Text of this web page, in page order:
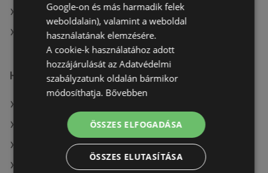
A(z) ÁRKLUB aktuális akciós újságjai
A(z) Penny-Market Kft. üzletei itt: Sopron-Fertődi
Hasonló kiskereskedők
A(z) Metro ajánlatai
A(z) CBA ajánlatai
A(z) Reál ajánlatai
Google-on és más harmadik felek
weboldalain), valamint a weboldal
használatának elemzésére.
A cookie-k használatához adott
hozzájárulását az Adatvédelmi
szabályzatunk oldalán bármikor
módosíthatja. Bővebben
ÖSSZES ELFOGADÁSA
ÖSSZES ELUTASÍTÁSA